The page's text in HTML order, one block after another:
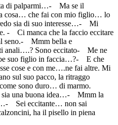
di palparmi…- Ma se il
cosa… che fai con mio figlio… lo
sia di suo interesse…- Mi
- Ci manca che la faccio eccitare
seno.- Mmm bella e
anali….? Sono eccitato- Me ne
suo figlio in faccia…?- E che
cose e con me….ne fai altre. Mi
sul suo pacco, la ritraggo
sono duro… di marmo.
una buona idea…- Mmm la
Sei eccitante… non sai
ha il pisello in piena